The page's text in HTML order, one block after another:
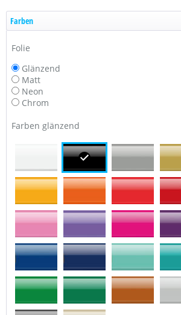
Farben
Folie
Glänzend
Matt
Neon
Chrom
Farben glänzend